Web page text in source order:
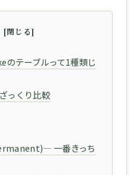
のテーブルって1種類じ
っくり比較
一番きっち